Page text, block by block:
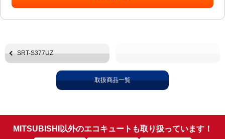
SRT-S377UZ
取扱商品一覧
MITSUBISHI以外のエコキュートも取り扱っています！